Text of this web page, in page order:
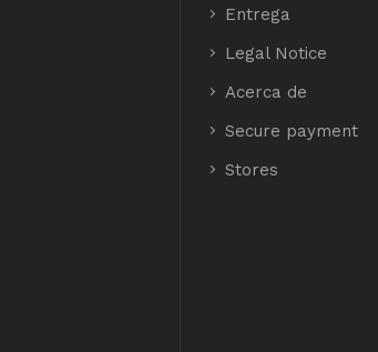
Entrega
Legal Notice
Acerca de
Secure payment
Stores